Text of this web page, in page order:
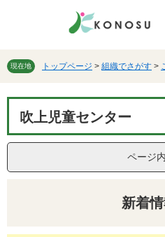
先
で
を
ば
本
へ
現在地 トップページ > 組織でさがす >
吹上児童センター
ページ
新着